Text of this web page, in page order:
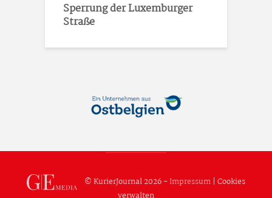
Sperrung der Luxemburger
Straße
© KurierJournal 2026 -Impressum| Cookies